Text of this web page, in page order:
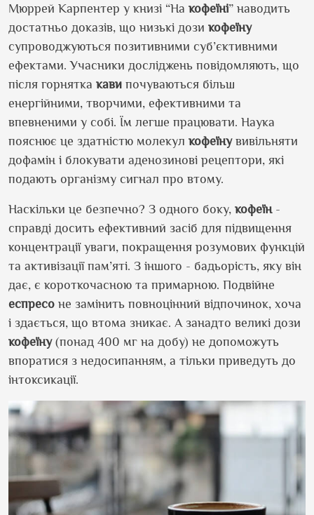
Мюррей Карпентер у книзі “На кофеїні” наводить
достатньо доказів, що низькі дози кофеїну
супроводжуються позитивними суб’єктивними
ефектами. Учасники досліджень повідомляють, що
після горнятка кави почуваються більш
енергійними, творчими, ефективними та
впевненими у собі. Їм легше працювати. Наука
пояснює це здатністю молекул кофеїнувивільняти
дофамін і блокувати аденозинові рецептори, які
подають організму сигнал про втому.
Наскільки це безпечно? З одного боку, кофеїн-
справді досить ефективний засіб для підвищення
концентрації уваги, покращення розумових функцій
та активізації пам’яті. З іншого - бадьорість, яку він
дає, є короткочасною та примарною. Подвійне
еспресо не замінить повноцінний відпочинок, хоча
і здається, що втома зникає. А занадто великі дози
кофеїну(понад 400 мг на добу) не допоможуть
впоратися з недосипанням, а тільки приведуть до
інтоксикації.